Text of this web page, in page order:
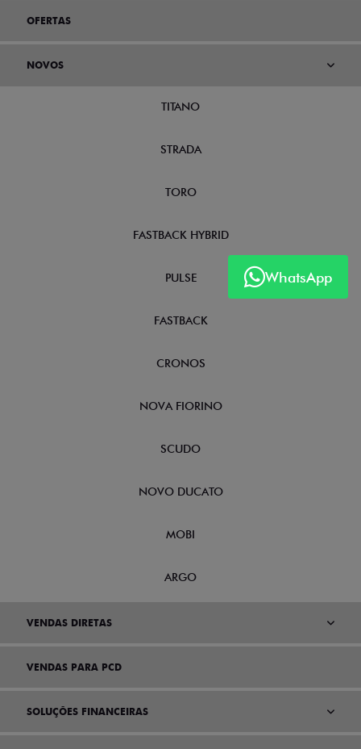
WhatsApp
OFERTAS
NOVOS
TITANO
STRADA
TORO
FASTBACK HYBRID
PULSE
FASTBACK
CRONOS
NOVA FIORINO
SCUDO
NOVO DUCATO
MOBI
ARGO
VENDAS DIRETAS
VENDAS PARA PCD
SOLUÇÕES FINANCEIRAS